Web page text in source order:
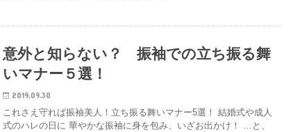
意外と知らない？ 振袖での立ち振る舞
いマナー５選！
2019.09.30
これさえ守れば振袖美人！立ち振る舞いマナー5選！ 結婚式や成人
式のハレの日に 華やかな振袖に身を包み、いざお出かけ！ …と、